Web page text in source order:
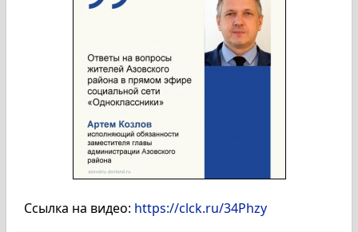
Ссылка на видео: https://clck.ru/34Phzy